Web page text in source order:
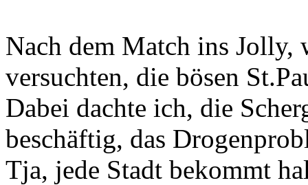
Nach dem Match ins Jolly,
versuchten, die bösen
Dabei dachte ich, die
beschäftig, das
Tja, jede Stadt bekommt